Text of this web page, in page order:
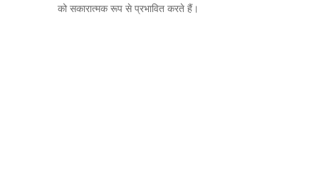
को सकारात्मक रूप से प्रभावित करते हैं।